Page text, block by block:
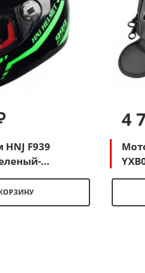
F939
4